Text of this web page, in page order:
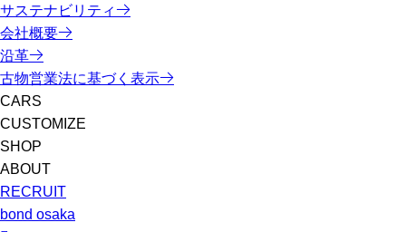
サステナビリティ
会社概要
沿革
古物営業法に基づく表示
CARS
CUSTOMIZE
SHOP
ABOUT
RECRUIT
bond osaka